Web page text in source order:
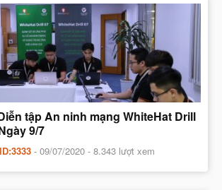
tập An ninh mạng WhiteHat Drill
9/7
- 09/07/2020 - 8.343 lượt xem